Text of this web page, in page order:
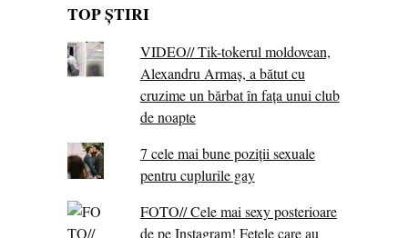
TOP ȘTIRI
VIDEO// Tik-tokerul moldovean,
Alexandru Armaș, a bătut cu
cruzime un bărbat în fața unui club
de noapte
7 cele mai bune poziții sexuale
pentru cuplurile gay
FOTO// Cele mai sexy posterioare
de pe Instagram! Fetele care au